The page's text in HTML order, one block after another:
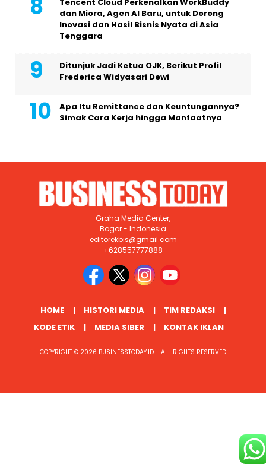
Tencent Cloud Perkenalkan WorkBuddy
dan Miora, Agen AI Baru, untuk Dorong
Inovasi dan Hasil Bisnis Nyata di Asia
Tenggara
Ditunjuk Jadi Ketua OJK, Berikut Profil
Frederica Widyasari Dewi
Apa Itu Remittance dan Keuntungannya?
Simak Cara Kerja hingga Manfaatnya
Graha Media Center,
Bogor - Indonesia
editorekbis@gmail.com
+628557777888
HOME HISTORI MEDIA
TIM REDAKSI
KODE ETIK
MEDIA SIBER KONTAK IKLAN
COPYRIGHT © 2026 BUSINESSTODAY.ID - ALL RIGHTS RESERVED